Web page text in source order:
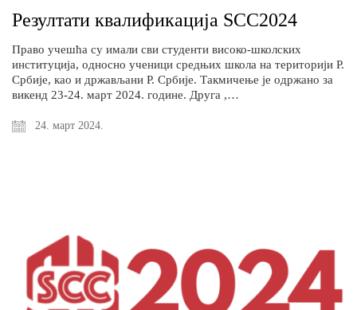
Резултати квалификациjа SCC2024
Право учешћа су имали сви студенти високо-школских
институција, односно ученици средњих школа на територији Р.
Србије, као и држављани Р. Србије. Такмичење је одржано за
викенд 23-24. март 2024. године. Друга ,…
24. март 2024.